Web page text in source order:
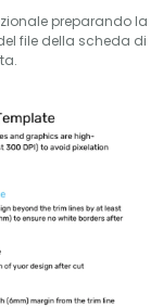
preparando la
file della scheda di